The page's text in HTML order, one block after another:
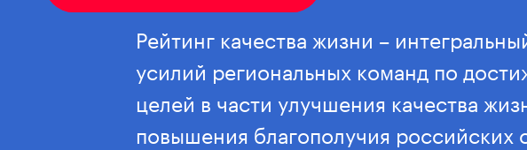
Рейтинг качества жизни –
усилий региональных команд по
целей в части улучшения качества
повышения благополучия российских